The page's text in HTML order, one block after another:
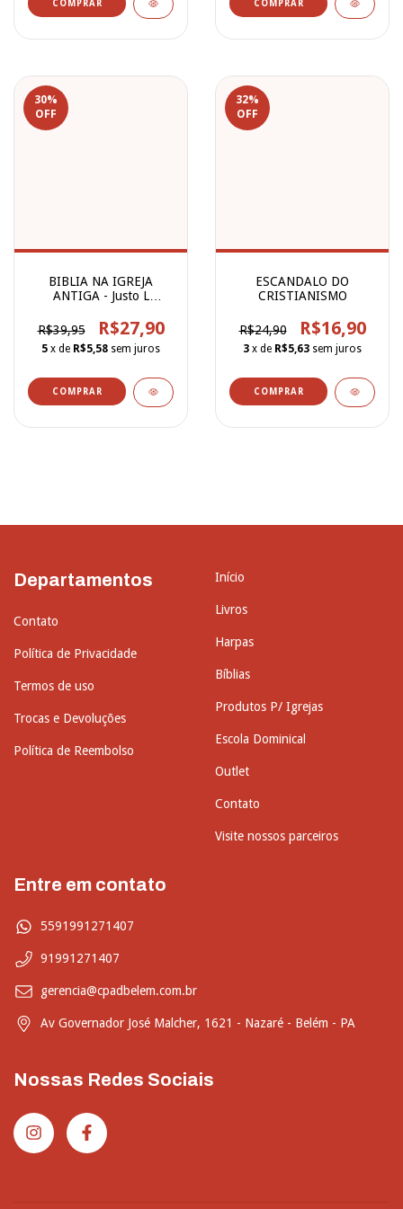
30%
OFF
BIBLIA NA IGREJA
ANTIGA - Justo L
R$39,95
R$27,90
5 x de R$5,58 sem juros
32%
OFF
ESCANDALO DO
CRISTIANISMO
R$24,90 R$16,90
3 x de R$5,63 sem juros
Departamentos
Contato
Política de Privacidade
Termos de uso
Trocas e Devoluções
Política de Reembolso
Início
Livros
Harpas
Bíblias
Produtos P/ Igrejas
Escola Dominical
Outlet
Contato
Visite nossos parceiros
Entre em contato
5591991271407
91991271407
gerencia@cpadbelem.com.br
Av Governador José Malcher, 1621 - Nazaré - Belém - PA
Nossas Redes Sociais